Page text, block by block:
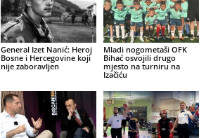
General Izet Nanić: Heroj
Bosne i Hercegovine koji
nije zaboravljen
Mladi nogometaši OFK
Bihać osvojili drugo
mjesto na turniru na
Izačiću